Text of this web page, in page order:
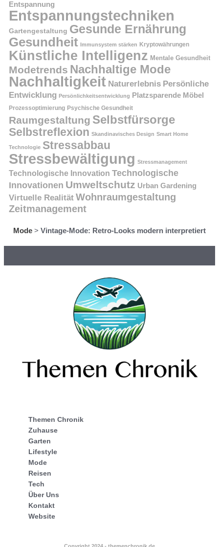
Entspannung
Entspannungstechniken
Gartengestaltung Gesunde Ernährung
Gesundheit Immunsystem stärken Kryptowährungen
Künstliche Intelligenz Mentale Gesundheit
Modetrends Nachhaltige Mode
Nachhaltigkeit Naturerlebnis Persönliche
Entwicklung Persönlichkeitsentwicklung Platzsparende Möbel
Prozessoptimierung Psychische Gesundheit
Raumgestaltung Selbstfürsorge
Selbstreflexion Skandinavisches Design Smart Home
Technologie Stressabbau
Stressbewältigung Stressmanagement
Technologische Innovation Technologische
Innovationen Umweltschutz Urban Gardening
Virtuelle Realität Wohnraumgestaltung
Zeitmanagement
Mode > Vintage-Mode: Retro-Looks modern interpretiert
Themen Chronik
Zuhause
Garten
Lifestyle
Mode
Reisen
Tech
Über Uns
Kontakt
Website